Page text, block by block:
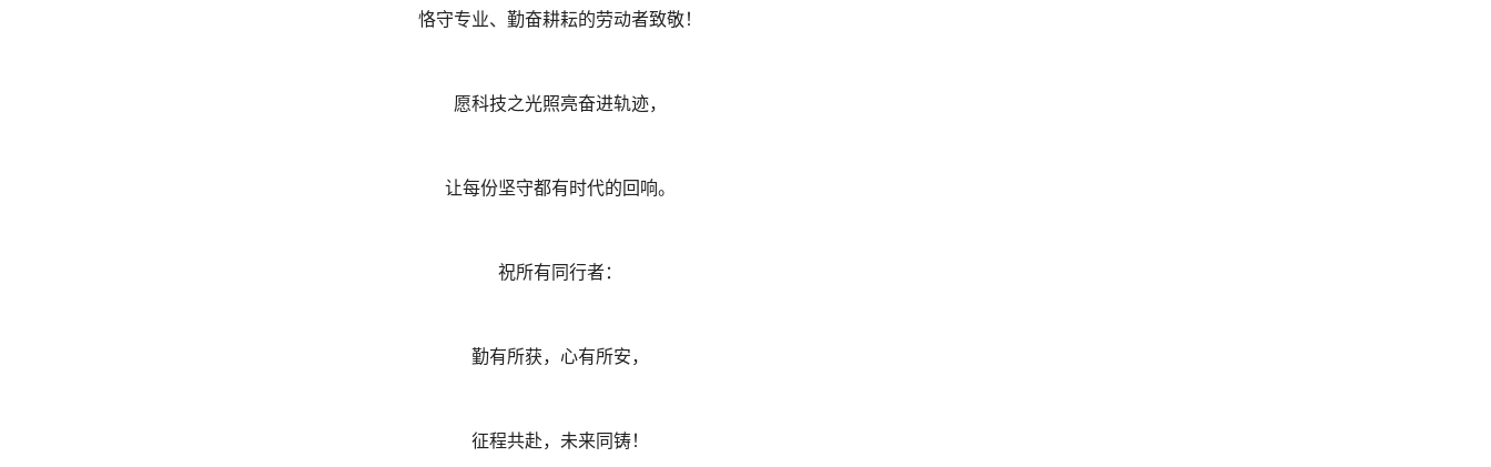
恪守专业、勤奋耕耘的劳动者致敬！
愿科技之光照亮奋进轨迹，
让每份坚守都有时代的回响。
祝所有同行者：
勤有所获，心有所安，
征程共赴，未来同铸！